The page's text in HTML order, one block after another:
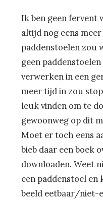
Ik ben geen fervent
altijd nog eens
paddenstoelen zou
geen
verwerken in een
meer tijd in zou
leuk vinden om te
gewoonweg op dit
Moet er toch eens
bieb daar een boek
downloaden. Weet
een paddenstoel
beeld eetbaar/niet-